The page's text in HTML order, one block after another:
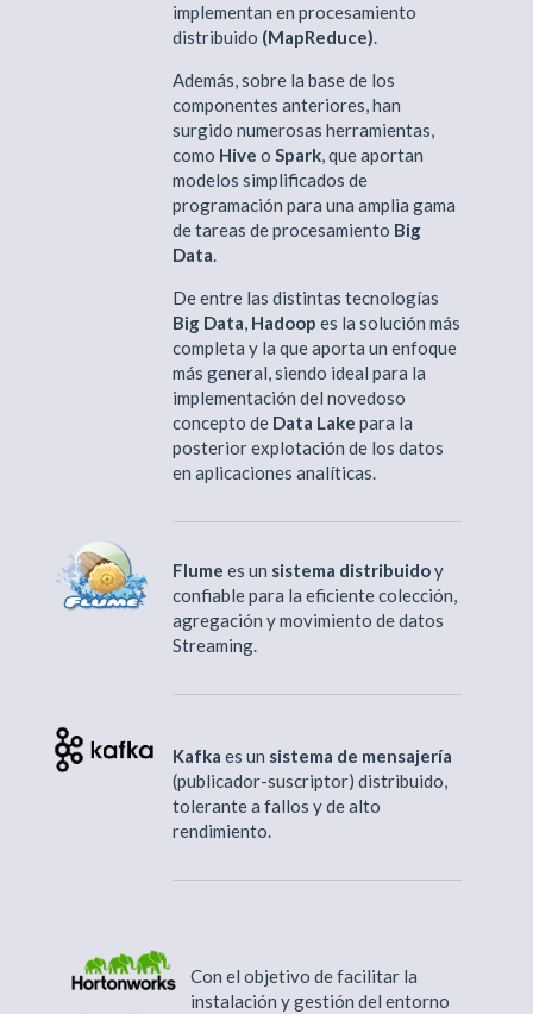
implementan en procesamiento
distribuido (MapReduce).
Además, sobre la base de los
componentes anteriores, han
surgido numerosas herramientas,
como Hive o Spark, que aportan
modelos simplificados de
programación para una amplia gama
de tareas de procesamiento Big
Data.
De entre las distintas tecnologías
Big Data, Hadoop es la solución más
completa y la que aporta un enfoque
más general, siendo ideal para la
implementación del novedoso
concepto de Data Lake para la
posterior explotación de los datos
en aplicaciones analíticas.
Flume es un sistema distribuidoy
confiable para la eficiente colección,
agregación y movimiento de datos
Streaming.
Kafka es un sistema de mensajería
(publicador-suscriptor) distribuido,
tolerante a fallos y de alto
rendimiento.
Con el objetivo de facilitar la
instalación y gestión del entorno